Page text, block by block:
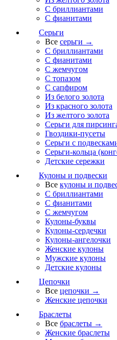
С бриллиантами
С фианитами
Серьги
Все серьги →
С бриллиантами
С фианитами
С жемчугом
С топазом
С сапфиром
Из белого золота
Из красного золота
Из желтого золота
Серьги для
Гвоздики-пусеты
Серьги с
Серьги-кольца
Детские сережки
Кулоны и подвески
Все кулоны и
С бриллиантами
С фианитами
С жемчугом
Кулоны-буквы
Кулоны-сердечки
Кулоны-ангелочки
Женские кулоны
Мужские кулоны
Детские кулоны
Цепочки
Все цепочки →
Женские цепочки
Браслеты
Все браслеты →
Женские браслеты